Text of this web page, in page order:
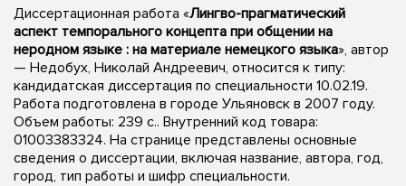
Диссертационная работа «Лингво-прагматический
аспект темпорального концепта при общении на
неродном языке : на материале немецкого языка», автор
— Недобух, Николай Андреевич, относится к типу:
кандидатская диссертация по специальности 10.02.19.
Работа подготовлена в городе Ульяновск в 2007 году.
Объем работы: 239 с.. Внутренний код товара:
01003383324. На странице представлены основные
сведения о диссертации, включая название, автора, год,
город, тип работы и шифр специальности.